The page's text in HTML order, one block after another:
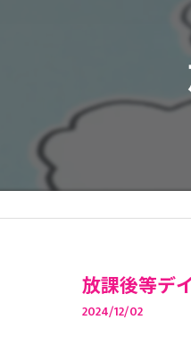
放課後等デ
2024/12/02